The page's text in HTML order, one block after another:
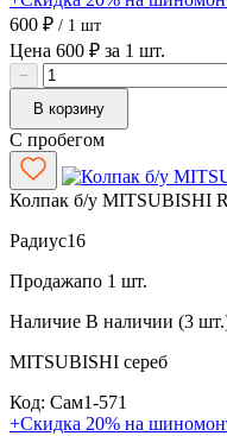
600 ₽ / 1 шт
Цена 600 ₽ за 1 шт.
−
В корзину
С пробегом
Колпак б/у MITSUBISHI
Радиус16
Продажапо 1 шт.
Наличие В наличии (3
MITSUBISHI сереб
Код: Сам1-571
+Скидка 20% на